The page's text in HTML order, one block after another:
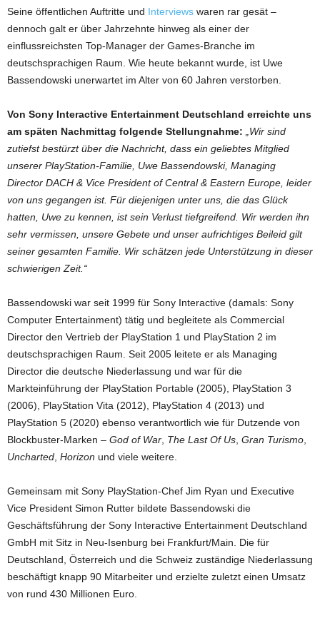
Seine öffentlichen Auftritte und Interviews waren rar gesät –
dennoch galt er über Jahrzehnte hinweg als einer der
einflussreichsten Top-Manager der Games-Branche im
deutschsprachigen Raum. Wie heute bekannt wurde, ist Uwe
Bassendowski unerwartet im Alter von 60 Jahren verstorben.
Von Sony Interactive Entertainment Deutschland erreichte uns
am späten Nachmittag folgende Stellungnahme:
„Wir sind
zutiefst bestürzt über die Nachricht, dass ein geliebtes Mitglied
unserer PlayStation-Familie, Uwe Bassendowski, Managing
Director DACH & Vice President of Central & Eastern Europe, leider
von uns gegangen ist. Für diejenigen unter uns, die das Glück
hatten, Uwe zu kennen, ist sein Verlust tiefgreifend. Wir werden ihn
sehr vermissen, unsere Gebete und unser aufrichtiges Beileid gilt
seiner gesamten Familie. Wir schätzen jede Unterstützung in dieser
schwierigen Zeit.“
Bassendowski war seit 1999 für Sony Interactive (damals: Sony
Computer Entertainment) tätig und begleitete als Commercial
Director den Vertrieb der PlayStation 1 und PlayStation 2 im
deutschsprachigen Raum. Seit 2005 leitete er als Managing
Director die deutsche Niederlassung und war für die
Markteinführung der PlayStation Portable (2005), PlayStation 3
(2006), PlayStation Vita (2012), PlayStation 4 (2013) und
PlayStation 5 (2020) ebenso verantwortlich wie für Dutzende von
Blockbuster-Marken – God of War The Last Of Us Gran Turismo
Uncharted Horizon und viele weitere.
Gemeinsam mit Sony PlayStation-Chef Jim Ryan und Executive
Vice President Simon Rutter bildete Bassendowski die
Geschäftsführung der Sony Interactive Entertainment Deutschland
GmbH mit Sitz in Neu-Isenburg bei Frankfurt/Main. Die für
Deutschland, Österreich und die Schweiz zuständige Niederlassung
beschäftigt knapp 90 Mitarbeiter und erzielte zuletzt einen Umsatz
von rund 430 Millionen Euro.